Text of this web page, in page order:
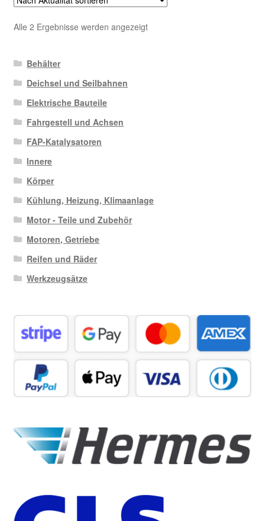
Alle 2 Ergebnisse werden angezeigtNach
Behälter
Deichsel und Seilbahnen
Elektrische Bauteile
Fahrgestell und Achsen
FAP-Katalysatoren
Innere
Körper
Kühlung, Heizung, Klimaanlage
Motor - Teile und Zubehör
Motoren, Getriebe
Reifen und Räder
Werkzeugsätze